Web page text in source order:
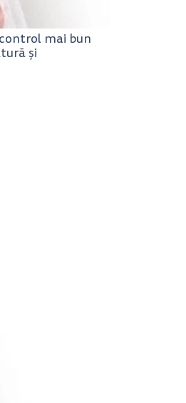
mai bun
și